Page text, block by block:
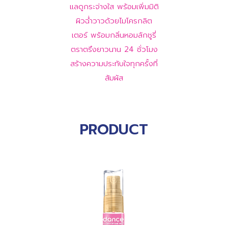
แลดูกระจ่างใส พร้อมเพิ่มมิติ
ผิวฉ่ำวาวด้วยไมโครกลิต
เตอร์ พร้อมกลิ่นหอมลักชูรี่
ตราตรึงยาวนาน 24 ชั่วโมง
สร้างความประทับใจทุกครั้งที่
สัมผัส
PRODUCT